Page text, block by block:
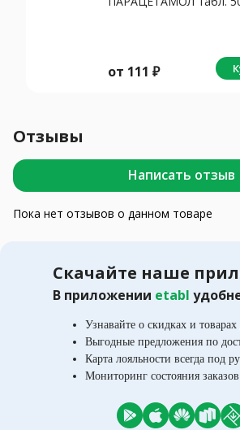
от 111 ₽
Отзывы
Написать отзыв
Пока нет отзывов о данном товаре
Скачайте наше
В приложении etabl
Узнавайте о скидках и
Выгодные предложения по
Карта лояльности всегда под
Мониторинг состояния заказов